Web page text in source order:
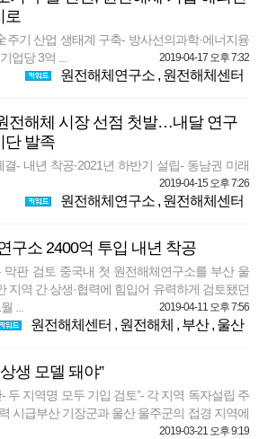
로
주기 산업 생태계 구축- 방사선의과학·에너지융
업당 3억 ...
2019-04-17 오후 7:32
원전해체연구소, 원전해체센터
전해체 시장 선점 첫발…내달 연구
단 발족
- 내년 착공·2021년 하반기 설립- 동남권 미래
2019-04-15 오후 7:26
원전해체연구소, 원전해체센터
구소 2400억 투입 내년 착공
판 검토 중국내 첫 원전해체연구소를 부산 울
지역 간 상생·협력에 힘입어 유력하게 검토됐던
...
2019-04-11 오후 7:56
원전해체센터 , 원전해체 , 부산, 울산
생 모델 돼야”
두 지역명 모두 기입 검토”- 각 지역 독자설립 주
시급부산 기장군과 울산 울주군의 접경 지역에
2019-03-21 오후 9:19